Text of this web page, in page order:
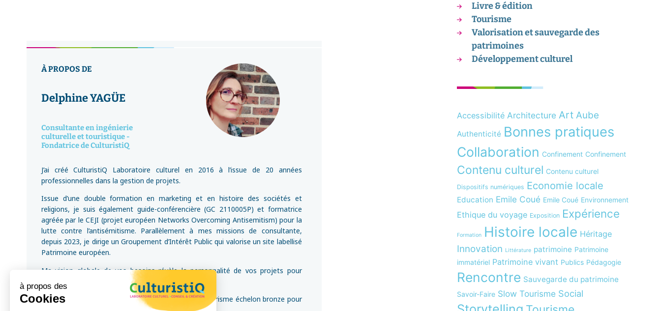
À PROPOS DE
Delphine YAGÜE
Consultante en ingénierie
culturelle et touristique -
Fondatrice de CulturistiQ
J’ai créé CulturistiQ Laboratoire culturel en 2016 à l’issue de 20 années
professionnelles dans la gestion de projets.
Issue d’une double formation en marketing et en histoire des sociétés et
religions, je suis également guide-conférencière (GC 2110005P) et formatrice
agréée par le CEJI (projet européen Networks Overcoming Antisemitism) pour la
lutte contre l’antisémitisme. Parallèlement à mes missions de consultante,
depuis 2023, je dirige un Groupement d’Intérêt Public qui valorise un site labellisé
Patrimoine européen.
Ma vision globale de vos besoins révèle la personnalité de vos projets pour
mieux les adapter à vos publics et clients.
En janvier 2021, j’ai été décorée de la Médaille du Tourisme échelon bronze pour
Livre & édition
Tourisme
Valorisation et sauvegarde des
patrimoines
Développement culturel
Accessibilité Architecture Art Aube
Authenticité Bonnes pratiques
Collaboration Confinement Confinement
Contenu culturel Contenu culturel
Dispositifs numériques Economie locale
Education Emile Coué Emile Coué Environnement
Ethique du voyage Exposition Expérience
Formation Histoire locale Héritage
Innovation Littérature patrimoine Patrimoine
immatériel Patrimoine vivant Publics Pédagogie
Rencontre Sauvegarde du patrimoine
Savoir-Faire Slow Tourisme Social
à propos des
Cookies